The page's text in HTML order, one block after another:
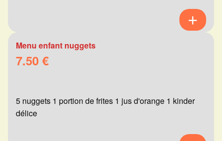
Menu enfant nuggets
7.50 €
5 nuggets 1 portion de frites 1 jus d'orange 1 kinder
délice